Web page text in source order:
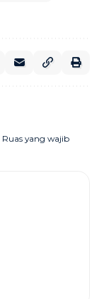
Ruas yang wajib